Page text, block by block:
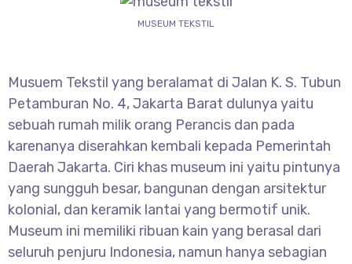
MUSEUM TEKSTIL
Musuem Tekstil yang beralamat di Jalan K. S. Tubun
Petamburan No. 4, Jakarta Barat dulunya yaitu
sebuah rumah milik orang Perancis dan pada
karenanya diserahkan kembali kepada Pemerintah
Daerah Jakarta. Ciri khas museum ini yaitu pintunya
yang sungguh besar, bangunan dengan arsitektur
kolonial, dan keramik lantai yang bermotif unik.
Museum ini memiliki ribuan kain yang berasal dari
seluruh penjuru Indonesia, namun hanya sebagian